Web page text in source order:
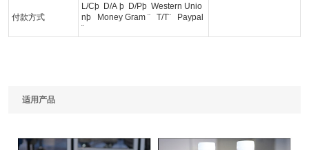
付款方式
L/Cþ D/A þ D/Pþ Western Unio
nþ Money Gram ¨ T/T¨ Paypal
¨
适用产品